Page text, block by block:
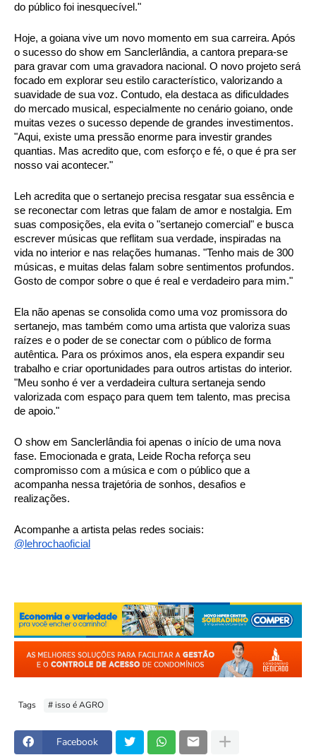
do público foi inesquecível."
Hoje, a goiana vive um novo momento em sua carreira. Após
o sucesso do show em Sanclerlândia, a cantora prepara-se
para gravar com uma gravadora nacional. O novo projeto será
focado em explorar seu estilo característico, valorizando a
suavidade de sua voz. Contudo, ela destaca as dificuldades
do mercado musical, especialmente no cenário goiano, onde
muitas vezes o sucesso depende de grandes investimentos.
"Aqui, existe uma pressão enorme para investir grandes
quantias. Mas acredito que, com esforço e fé, o que é pra ser
nosso vai acontecer."
Leh acredita que o sertanejo precisa resgatar sua essência e
se reconectar com letras que falam de amor e nostalgia. Em
suas composições, ela evita o "sertanejo comercial" e busca
escrever músicas que reflitam sua verdade, inspiradas na
vida no interior e nas relações humanas. "Tenho mais de 300
músicas, e muitas delas falam sobre sentimentos profundos.
Gosto de compor sobre o que é real e verdadeiro para mim."
Ela não apenas se consolida como uma voz promissora do
sertanejo, mas também como uma artista que valoriza suas
raízes e o poder de se conectar com o público de forma
autêntica. Para os próximos anos, ela espera expandir seu
trabalho e criar oportunidades para outros artistas do interior.
"Meu sonho é ver a verdadeira cultura sertaneja sendo
valorizada com espaço para quem tem talento, mas precisa
de apoio."
O show em Sanclerlândia foi apenas o início de uma nova
fase. Emocionada e grata, Leide Rocha reforça seu
compromisso com a música e com o público que a
acompanha nessa trajetória de sonhos, desafios e
realizações.
Acompanhe a artista pelas redes sociais:
@lehrochaoficial
Tags # isso é AGRO
Facebook